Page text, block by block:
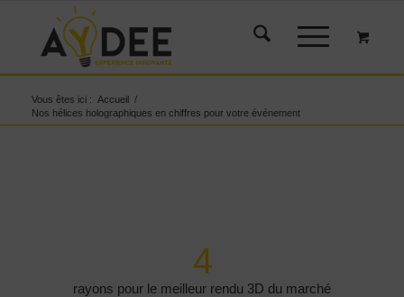
Vous êtes ici : Accueil /
Nos hélices holographiques en chiffres pour votre événement
4
rayons pour le meilleur rendu 3D du marché